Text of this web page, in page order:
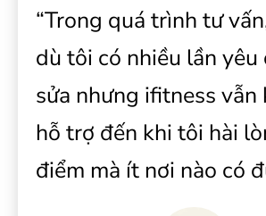
“Trong quá trình tư
dù tôi có nhiều lần yêu
sửa nhưng ifitness vẫn
hỗ trợ đến khi tôi hài
điểm mà ít nơi nào có